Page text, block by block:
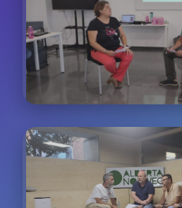
experiencia con más de 200
Experiencia del Cliente
Workshops especializados en
de contacto del customer